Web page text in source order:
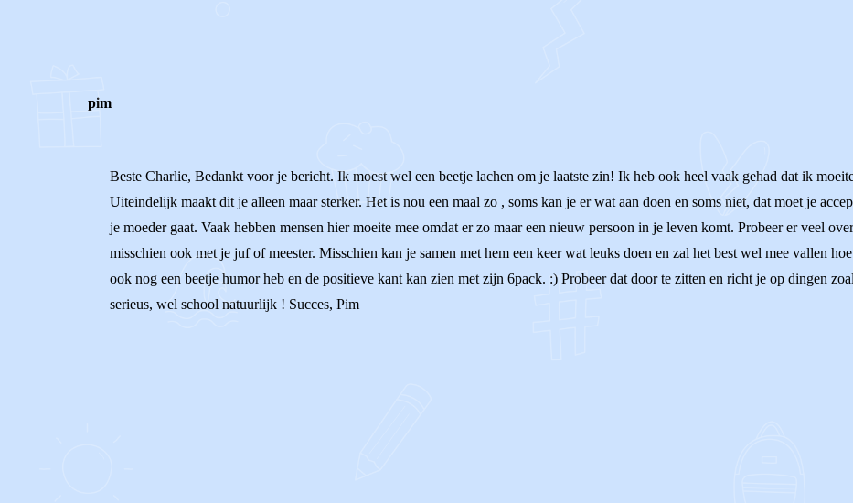
pim
Beste Charlie, Bedankt voor je bericht. Ik moest wel een beetje lachen om je laatste zin! Ik heb ook heel vaak gehad dat ik
Uiteindelijk maakt dit je alleen maar sterker. Het is nou een maal zo , soms kan je er wat aan doen en soms niet, dat moet je
je moeder gaat. Vaak hebben mensen hier moeite mee omdat er zo maar een nieuw persoon in je leven komt. Probeer er veel
misschien ook met je juf of meester. Misschien kan je samen met hem een keer wat leuks doen en zal het best wel mee vallen
ook nog een beetje humor heb en de positieve kant kan zien met zijn 6pack. :) Probeer dat door te zitten en richt je op dingen
serieus, wel school natuurlijk ! Succes, Pim